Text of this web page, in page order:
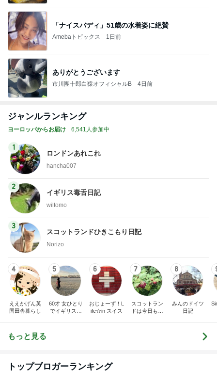
「ナイスバディ」51歳の水着姿に絶賛
Amebaトピックス 1日前
ありがとうございます
市川團十郎白猿オフィシャルB 4日前
ジャンルランキング
ヨーロッパからお届け 6,541人参加中
1
ロンドンあれこれ
hancha007
2
イギリス毒舌日記
wiltomo
3
スコットランドひきこもり日記
Norizo
4
ええかげん英
国田舎暮らし
5
60才 女ひとり
でイギリスに
6
おじょーず！L
ife☆in スイス
7
スコットラン
ドは今日も曇
8
みんのドイツ
日記
もっと見る
トップブロガーランキング